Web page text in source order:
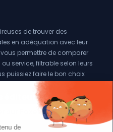
de trouver des
en adéquation avec leur
permettre de comparer
service, filtrable selon leurs
puissiez faire le bon choix
éditeur?
sur Foxeet